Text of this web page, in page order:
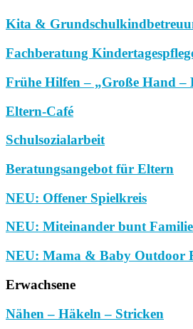
Kita &
Fachberatung
Frühe Hilfen – „Große Hand –
Eltern-Café
Schulsozialarbeit
Beratungsangebot für Eltern
NEU: Offener Spielkreis
NEU: Miteinander bunt
NEU: Mama & Baby Outdoor
Erwachsene
Nähen – Häkeln – Stricken